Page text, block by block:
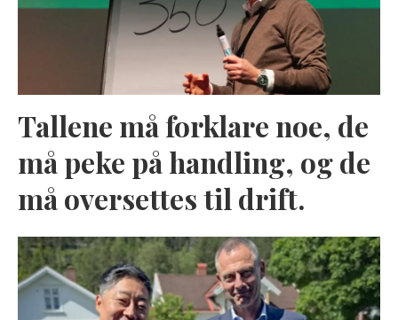
Tallene må forklare noe, de
må peke på handling, og de
må oversettes til drift.